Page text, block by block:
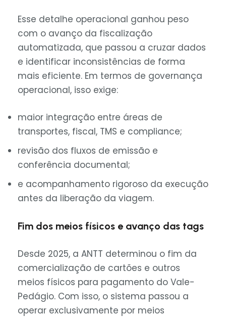
Esse detalhe operacional ganhou peso
com o avanço da fiscalização
automatizada, que passou a cruzar dados
e identificar inconsistências de forma
mais eficiente. Em termos de governança
operacional, isso exige:
maior integração entre áreas de
transportes, fiscal, TMS e compliance;
revisão dos fluxos de emissão e
conferência documental;
e acompanhamento rigoroso da execução
antes da liberação da viagem.
Fim dos meios físicos e avanço das tags
Desde 2025, a ANTT determinou o fim da
comercialização de cartões e outros
meios físicos para pagamento do Vale-
Pedágio. Com isso, o sistema passou a
operar exclusivamente por meios